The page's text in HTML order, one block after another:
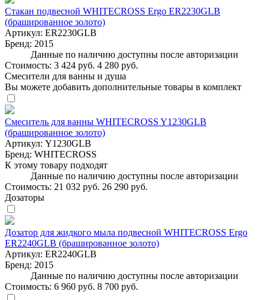
Стакан подвесной WHITECROSS Ergo ER2230GLB
(брашированное золото)
Артикул: ER2230GLB
Бренд: 2015
Данные по наличию доступны после авторизации
Стоимость: 3 424 руб. 4 280 руб.
Смесители для ванны и душа
Вы можете добавить дополнительные товары в комплект
Смеситель для ванны WHITECROSS Y1230GLB
(брашированное золото)
Артикул: Y1230GLB
Бренд: WHITECROSS
К этому товару подходят
Данные по наличию доступны после авторизации
Стоимость: 21 032 руб. 26 290 руб.
Дозаторы
Дозатор для жидкого мыла подвесной WHITECROSS Ergo
ER2240GLB (брашированное золото)
Артикул: ER2240GLB
Бренд: 2015
Данные по наличию доступны после авторизации
Стоимость: 6 960 руб. 8 700 руб.